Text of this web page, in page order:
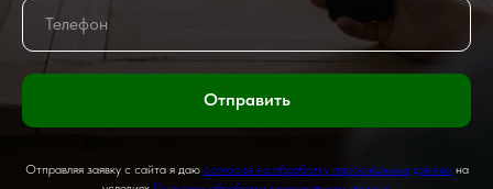
Отправить
Отправляя заявку с сайта я даю согласие на обработку персональных данныхна